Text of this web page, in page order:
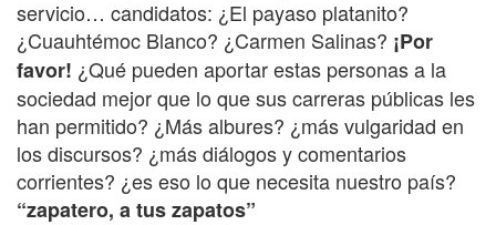
servicio… candidatos: ¿El payaso platanito?
¿Cuauhtémoc Blanco? ¿Carmen Salinas? ¡Por
favor! ¿Qué pueden aportar estas personas a la
sociedad mejor que lo que sus carreras públicas les
han permitido? ¿Más albures? ¿más vulgaridad en
los discursos? ¿más diálogos y comentarios
corrientes? ¿es eso lo que necesita nuestro país?
“zapatero, a tus zapatos”